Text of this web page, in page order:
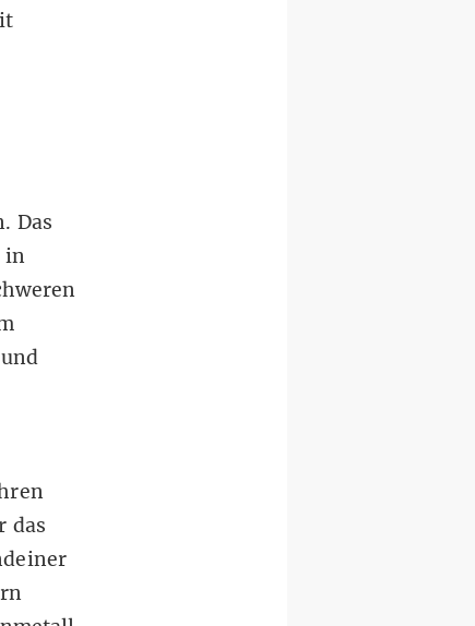
Das
in
das